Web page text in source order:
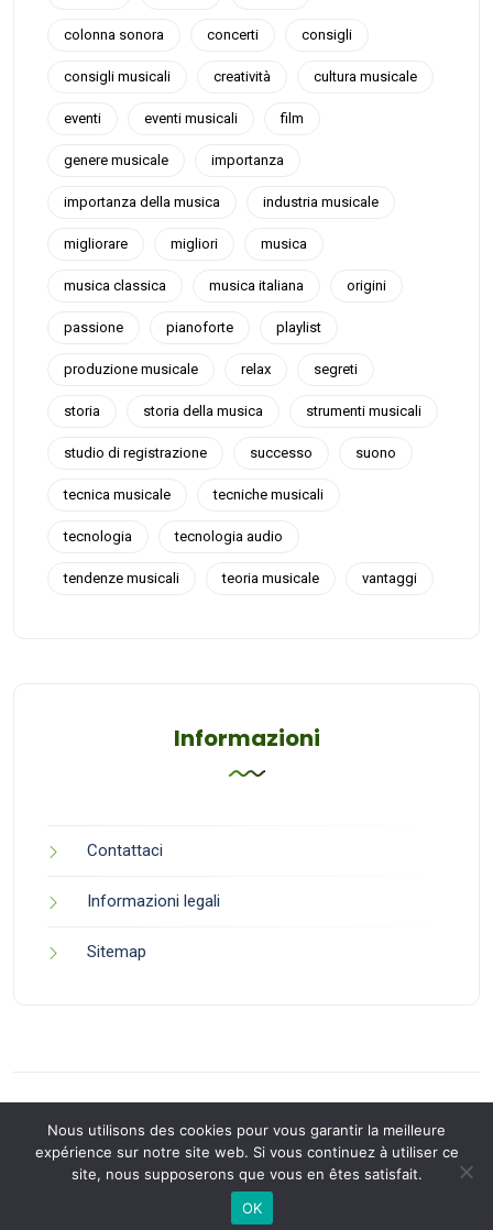
colonna sonora concerti consigli
consigli musicali creatività cultura musicale
eventi eventi musicali film
genere musicale importanza
importanza della musica industria musicale
migliorare migliori musica
musica classica musica italiana origini
passione pianoforte playlist
produzione musicale relax segreti
storia storia della musica strumenti musicali
studio di registrazione successo suono
tecnica musicale tecniche musicali
tecnologia tecnologia audio
tendenze musicali teoria musicale vantaggi
Informazioni
Contattaci
Informazioni legali
Sitemap
Back to Top
Nous utilisons des cookies pour vous garantir la meilleure
expérience sur notre site web. Si vous continuez à utiliser ce
site, nous supposerons que vous en êtes satisfait.
OK